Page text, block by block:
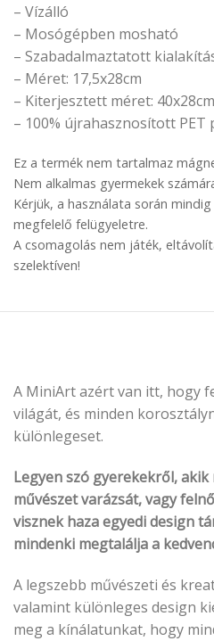
– Vízálló
– Mosógépben mosható
– Szabadalmaztatott
– Méret: 17,5x28cm
– Kiterjesztett méret: 40x28cm
– 100% újrahasznosított PET
Ez a termék nem tartalmaz
Nem alkalmas gyermekek
Kérjük, a használata során
megfelelő felügyeletre.
A csomagolás nem játék,
szelektíven!
A MiniArt azért van itt, hogy
világát, és minden
különlegeset.
Legyen szó gyerekekről,
művészet varázsát, vagy
visznek haza egyedi design
mindenki megtalálja a
A legszebb művészeti és
valamint különleges design
meg a kínálatunkat, hogy